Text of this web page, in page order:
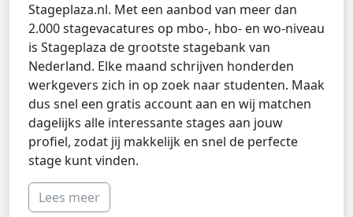
Stageplaza.nl. Met een aanbod van meer dan
2.000 stagevacatures op mbo-, hbo- en wo-niveau
is Stageplaza de grootste stagebank van
Nederland. Elke maand schrijven honderden
werkgevers zich in op zoek naar studenten. Maak
dus snel een gratis account aan en wij matchen
dagelijks alle interessante stages aan jouw
profiel, zodat jij makkelijk en snel de perfecte
stage kunt vinden.
Lees meer